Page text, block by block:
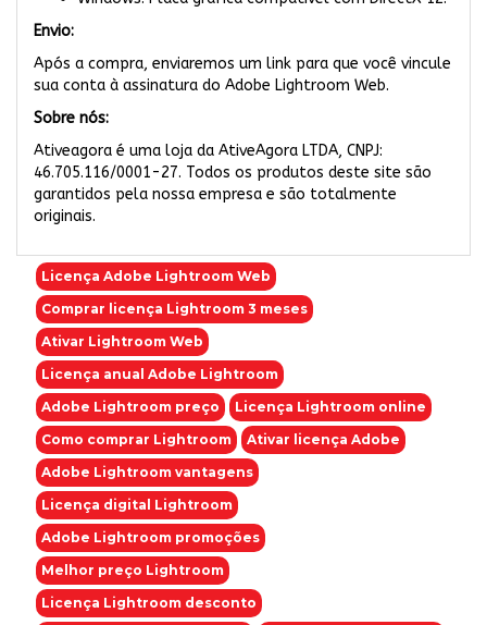
Envio:
Após a compra, enviaremos um link para que você vincule
sua conta à assinatura do Adobe Lightroom Web.
Sobre nós:
Ativeagora é uma loja da AtiveAgora LTDA, CNPJ:
46.705.116/0001-27. Todos os produtos deste site são
garantidos pela nossa empresa e são totalmente
originais.
Licença Adobe Lightroom Web
Comprar licença Lightroom 3 meses
Ativar Lightroom Web
Licença anual Adobe Lightroom
Adobe Lightroom preço
Licença Lightroom online
Como comprar Lightroom
Ativar licença Adobe
Adobe Lightroom vantagens
Licença digital Lightroom
Adobe Lightroom promoções
Melhor preço Lightroom
Licença Lightroom desconto